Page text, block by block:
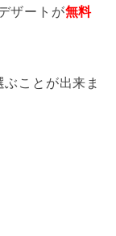
ザートが無料
ことが出来ま